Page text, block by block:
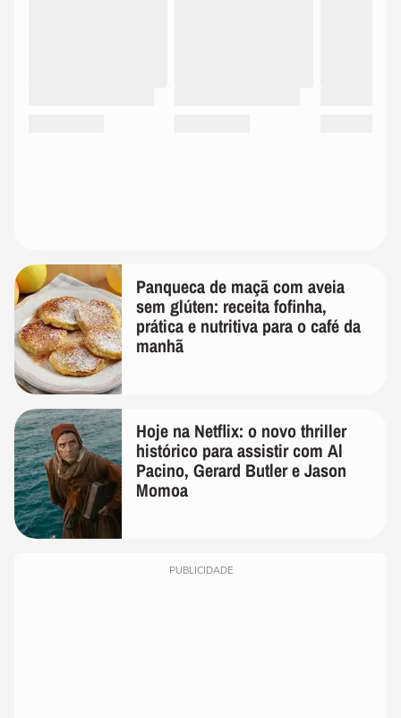
Panqueca de maçã com aveia
sem glúten: receita fofinha,
prática e nutritiva para o café da
manhã
Hoje na Netflix: o novo thriller
histórico para assistir com Al
Pacino, Gerard Butler e Jason
Momoa
PUBLICIDADE